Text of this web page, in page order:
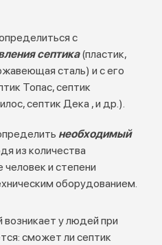
с
септика(пластик,
сталь) и с его
Топас, септик
септик Дека , и др.).
необходимый
из количества
и степени
оборудованием.
у людей при
сможет ли септик